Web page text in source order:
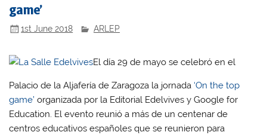
game’
1st June 2018 ARLEP
El día 29 de mayo se celebró en el
Palacio de la Aljafería de Zaragoza la jornada ‘On the top
game’ organizada por la Editorial Edelvives y Google for
Education. El evento reunió a más de un centenar de
centros educativos españoles que se reunieron para